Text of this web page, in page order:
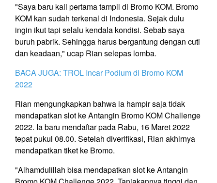
"Saya baru kali pertama tampil di Bromo KOM. Bromo
KOM kan sudah terkenal di Indonesia. Sejak dulu
ingin ikut tapi selalu kendala kondisi. Sebab saya
buruh pabrik. Sehingga harus bergantung dengan cuti
dan keadaan," ucap Rian selepas lomba.
BACA JUGA: TROL Incar Podium di Bromo KOM
2022
Rian mengungkapkan bahwa ia hampir saja tidak
mendapatkan slot ke Antangin Bromo KOM Challenge
2022. Ia baru mendaftar pada Rabu, 16 Maret 2022
tepat pukul 08.00. Setelah diverifikasi, Rian akhirnya
mendapatkan tiket ke Bromo.
"Alhamdulillah bisa mendapatkan slot ke Antangin